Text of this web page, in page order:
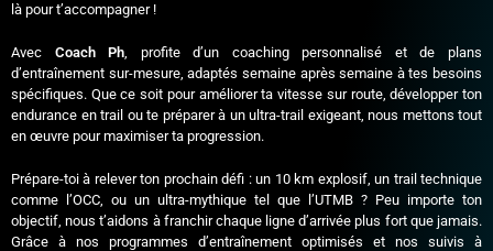
là pour t’accompagner !
Avec Coach Ph, profite d’un coaching personnalisé et de plans
d’entraînement sur-mesure, adaptés semaine après semaine à tes besoins
spécifiques. Que ce soit pour améliorer ta vitesse sur route, développer ton
endurance en trail ou te préparer à un ultra-trail exigeant, nous mettons tout
en œuvre pour maximiser ta progression.
Prépare-toi à relever ton prochain défi : un 10 km explosif, un trail technique
comme l’OCC, ou un ultra-mythique tel que l’UTMB ? Peu importe ton
objectif, nous t’aidons à franchir chaque ligne d’arrivée plus fort que jamais.
Grâce à nos programmes d’entraînement optimisés et nos suivis à